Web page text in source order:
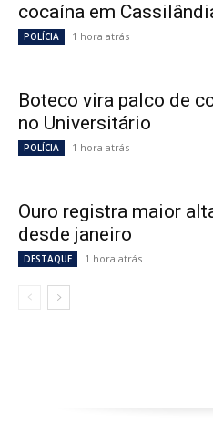
cocaína em
POLÍCIA 1 hora atrás
Boteco vira palco de
no Universitário
POLÍCIA 1 hora atrás
Ouro registra maior
desde janeiro
DESTAQUE 1 hora atrás